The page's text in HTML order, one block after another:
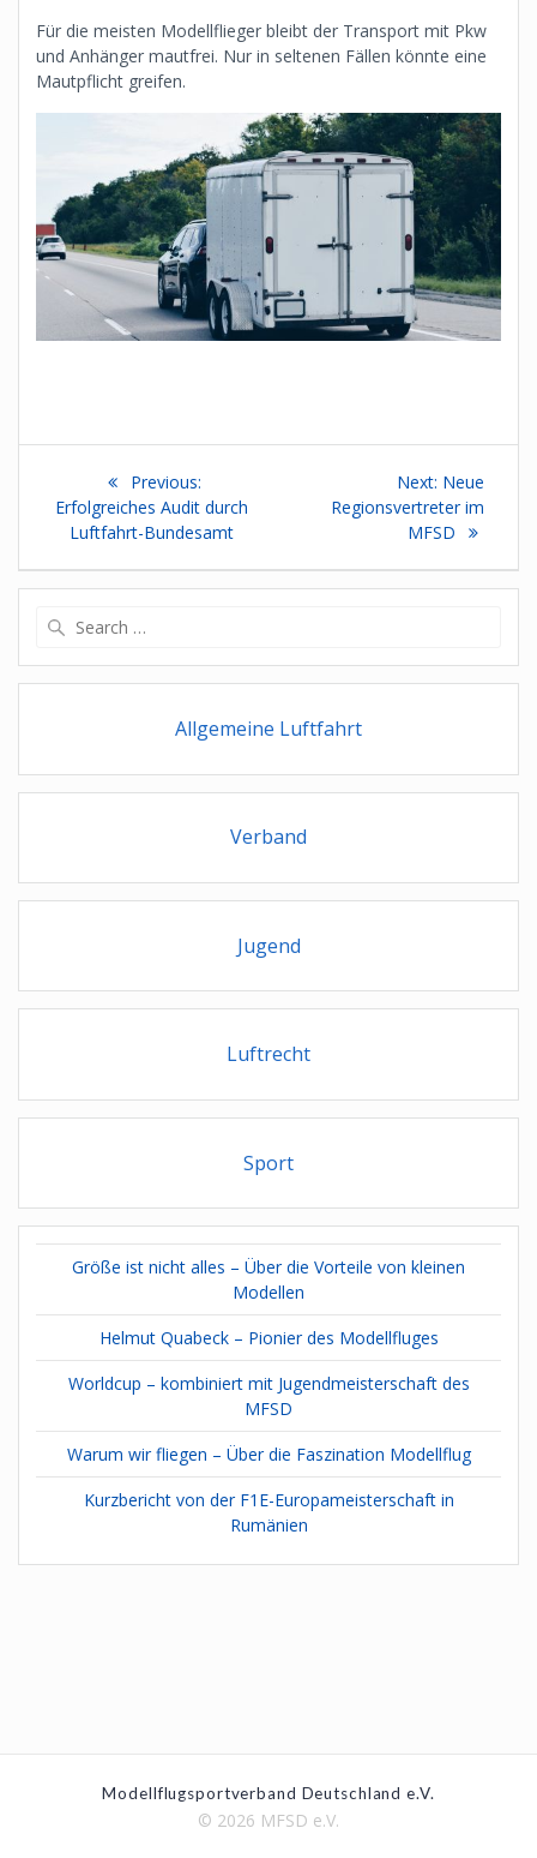
Für die meisten Modellflieger bleibt der Transport mit Pkw
und Anhänger mautfrei. Nur in seltenen Fällen könnte eine
Mautpflicht greifen.
Beitragsnavigation
Previous:
post:
Erfolgreiches Audit durch
Luftfahrt-Bundesamt
Next: Next
post:
Neue
Regionsvertreter im
MFSD
Allgemeine Luftfahrt
Verband
Jugend
Luftrecht
Sport
Größe ist nicht alles – Über die Vorteile von kleinen
Modellen
Helmut Quabeck – Pionier des Modellfluges
Worldcup – kombiniert mit Jugendmeisterschaft des
MFSD
Warum wir fliegen – Über die Faszination Modellflug
Kurzbericht von der F1E-Europameisterschaft in
Rumänien
Modellflugsportverband Deutschland e.V.
© 2026 MFSD e.V.